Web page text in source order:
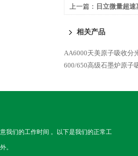
上一篇： 日立微量超
相关产品
AA6000天美原子吸收分
600/650高级石墨炉原子
我们的工作时间 。以下是我们的正常工
。